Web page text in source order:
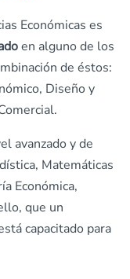
Económicas es
en alguno de los
de éstos:
Diseño y
avanzado y de
Matemáticas
Económica,
que un
capacitado para